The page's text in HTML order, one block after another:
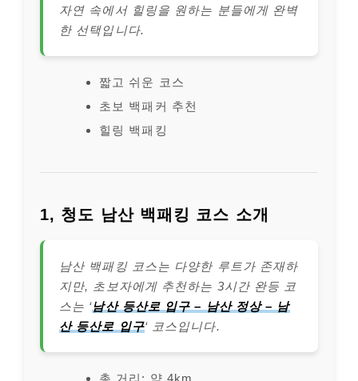
자연 속에서 힐링을 원하는 분들에게 완벽
한 선택입니다.
짧고 쉬운 코스
초보 백패커 추천
힐링 백패킹
1, 청도 남산 백패킹 코스 소개
남산 백패킹 코스는 다양한 루트가 존재하
지만, 초보자에게 추천하는 3시간 완등 코
스는 ‘남산 등산로 입구 – 남산 정상 – 남
산 등산로 입구‘ 코스입니다.
총 거리: 약 4km